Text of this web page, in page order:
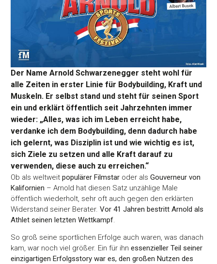
Der Name Arnold Schwarzenegger steht wohl für
alle Zeiten in erster Linie für Bodybuilding, Kraft und
Muskeln. Er selbst stand und steht für seinen Sport
ein und erklärt öffentlich seit Jahrzehnten immer
wieder: „Alles, was ich im Leben erreicht habe,
verdanke ich dem Bodybuilding, denn dadurch habe
ich gelernt, was Disziplin ist und wie wichtig es ist,
sich Ziele zu setzen und alle Kraft darauf zu
verwenden, diese auch zu erreichen.“
Ob als weltweitpopulärer Filmstar oder alsGouverneur von
Kalifornien – Arnold hat diesen Satz unzählige Male
öffentlich wiederholt, sehr oft auch gegen den erklärten
Widerstand seiner Berater.Vor 41 Jahren bestritt Arnold als
Athlet seinen letzten Wettkampf.
So groß seine sportlichen Erfolge auch waren, was danach
kam, war noch viel größer. Ein für ihnessenzieller Teil seiner
einzigartigen Erfolgsstory war es, den großen Nutzen des